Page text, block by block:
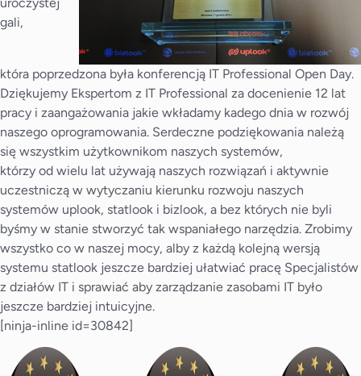
gali,
która poprzedzona była konferencją IT Professional Open Day.
Dziękujemy Ekspertom z IT Professional za docenienie 12 lat
pracy i zaangażowania jakie wkładamy kadego dnia w rozwój
naszego oprogramowania. Serdeczne podziękowania należą
się wszystkim użytkownikom naszych systemów,
którzy od wielu lat używają naszych rozwiązań i aktywnie
uczestniczą w wytyczaniu kierunku rozwoju naszych
systemów uplook, statlook i bizlook, a bez których nie byli
byśmy w stanie stworzyć tak wspaniałego narzędzia. Zrobimy
wszystko co w naszej mocy, alby z każdą kolejną wersją
systemu statlook jeszcze bardziej ułatwiać pracę Specjalistów
z działów IT i sprawiać aby zarządzanie zasobami IT było
jeszcze bardziej intuicyjne.
[ninja-inline id=30842]